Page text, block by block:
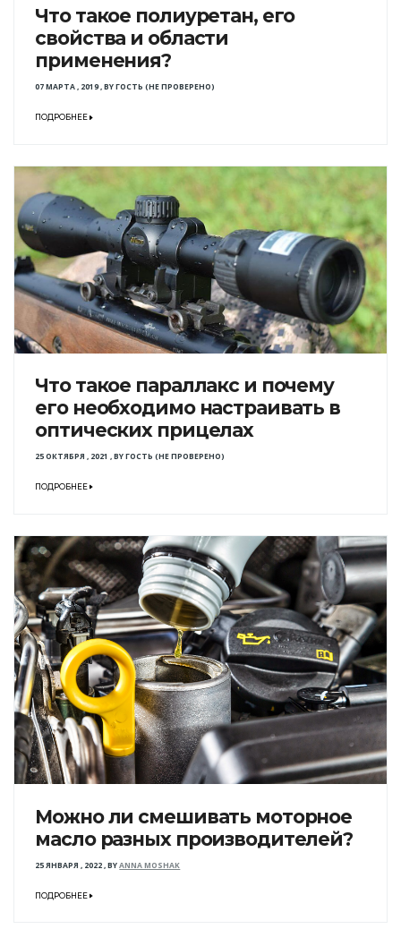
Что такое полиуретан, его
свойства и области
применения?
07 МАРТА , 2019,BYГОСТЬ (НЕ ПРОВЕРЕНО)
ПОДРОБНЕЕ
Что такое параллакс и почему
его необходимо настраивать в
оптических прицелах
25 ОКТЯБРЯ , 2021 ,BYГОСТЬ (НЕ ПРОВЕРЕНО)
ПОДРОБНЕЕ
Можно ли смешивать моторное
масло разных производителей?
25 ЯНВАРЯ , 2022,BYANNA MOSHAK
ПОДРОБНЕЕ